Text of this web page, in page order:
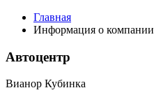
Главная
Информация о компании
Автоцентр
Вианор Кубинка